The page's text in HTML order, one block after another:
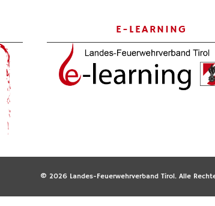
E-LEARNING
© 2026 Landes-Feuerwehrverband Tirol. Alle